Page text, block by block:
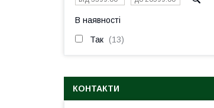
В наявності
Так 13
КОНТАКТИ